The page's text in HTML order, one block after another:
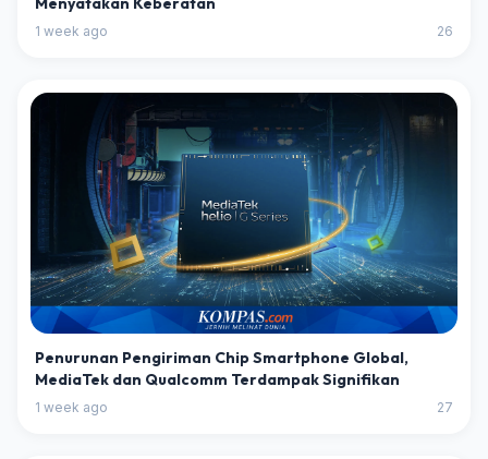
1 week ago 26
Penurunan Pengiriman Chip Smartphone Global,
MediaTek dan Qualcomm Terdampak Signifikan
1 week ago 27